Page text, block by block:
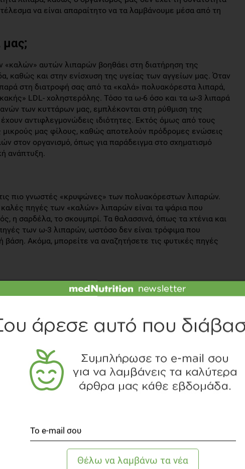
να είναι απαραίτητο να τα λαμβάνουμε μέσα από τη
μας;
αυτών λιπαρών βοηθάει στη διατήρηση της
καθώς και στην ενίσχυση της υγείας των αγγείων μας. Όταν
στη διατροφή σας από τα «καλά» πολυακόρεστα λιπαρά,
LDL- χοληστερόλης. Τόσο τα ω-6 όσο και τα ω-3 λιπαρά
των κυττάρων μας, εμπλέκονται στη ρύθμιση της
έχουν αντιφλεγμονώδεις ιδιότητες. Εκτός όμως από τους
μικρούς μας φίλους, καθώς αποτελούν πρόδρομες ενώσεις
στον οργανισμό, όπως για παράδειγμα στο σχηματισμό
ανάπτυξη.
πιο γνωστές «κρυψώνες» των πολυακόρεστων λιπαρών.
πηγές των «καλών» λιπαρών είναι τα ψάρια που
η σαρδέλα, το σκουμπρί. Τα θαλασσινά, όπως τα χτένια και
των ω-3 λιπαρών, ωστόσο δεν είναι τρόφιμα που
Ακόμα, μπορείτε να αναζητήσετε τις φυτικές πηγές
φυτική μαργαρίνη και
ροφήματα
πηγή των απαραίτητων ω-3
τα καλά λιπαρά στη διατροφή σας όλες τις ώρες, είτε
στο σάντουίτς σας αλλά και κατά τη μαγειρική. Επιπλέον,
τα φιστίκια αποτελούν εξίσου καλές φυτικές πηγές